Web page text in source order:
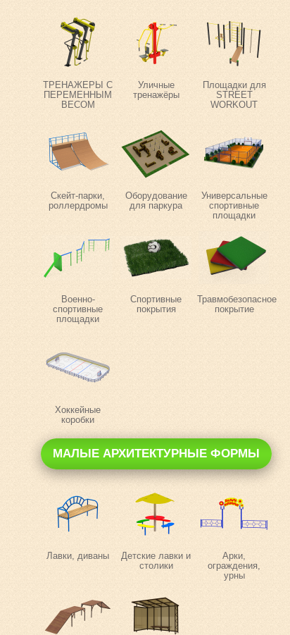
ТРЕНАЖЕРЫ С
ПЕРЕМЕННЫМ
ВЕСОМ
Уличные
тренажёры
Площадки для
STREET
WORKOUT
Скейт-парки,
роллердромы
Оборудование
для паркура
Универсальные
спортивные
площадки
Военно-
спортивные
площадки
Спортивные
покрытия
Травмобезопасное
покрытие
Хоккейные
коробки
МАЛЫЕ АРХИТЕКТУРНЫЕ ФОРМЫ
Лавки, диваны
Детские лавки и
столики
Арки,
ограждения,
урны